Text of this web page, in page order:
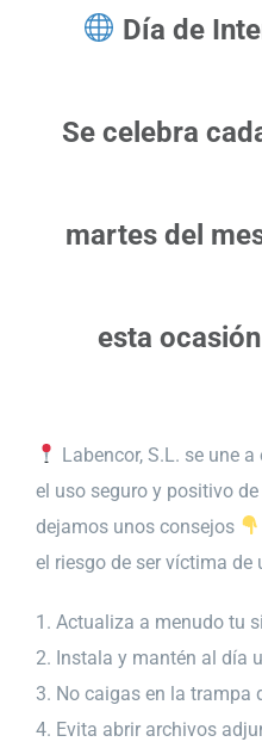
Día de
Se celebra
martes del
esta
Labencor, S.L. se une
el uso seguro y positivo
dejamos unos consejos
el riesgo de ser víctima de
1. Actualiza a menudo tu
2. Instala y mantén al día
3. No caigas en la trampa
4. Evita abrir archivos